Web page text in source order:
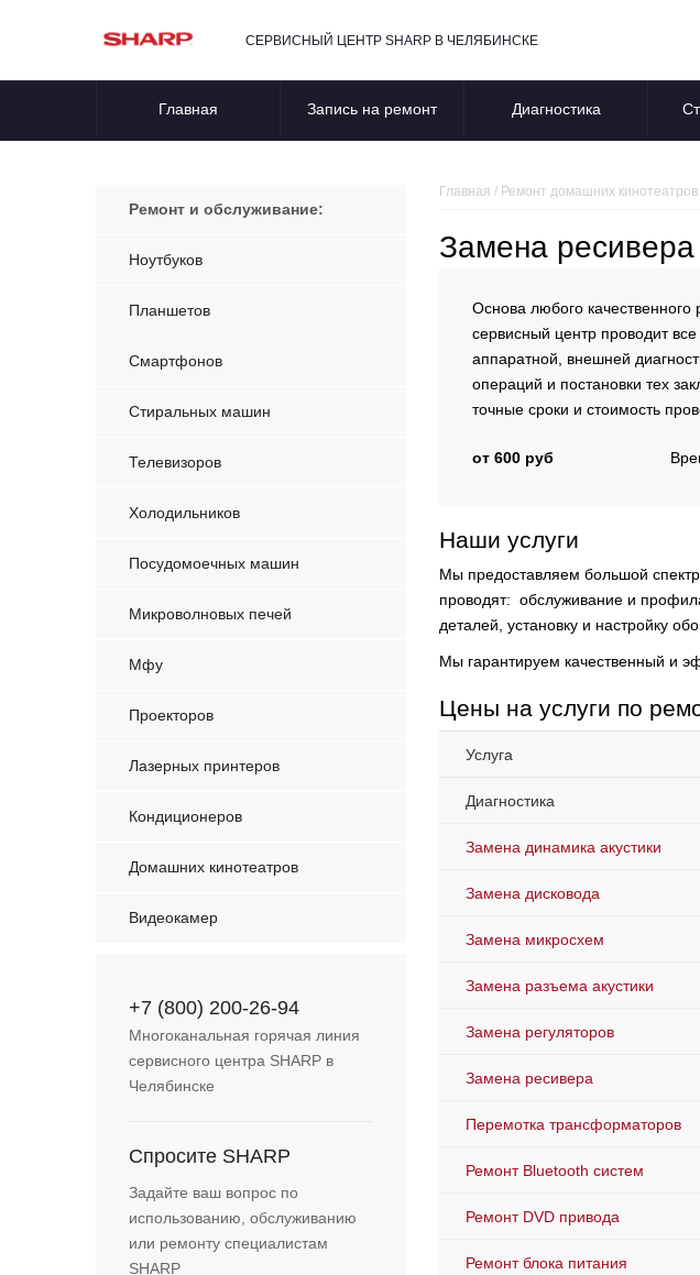
СЕРВИСНЫЙ ЦЕНТР SHARP В ЧЕЛЯБИНСКЕ
Главная Запись на ремонт Диагностика
Ремонт и обслуживание:
Ноутбуков
Планшетов
Смартфонов
Стиральных машин
Телевизоров
Холодильников
Посудомоечных машин
Микроволновых печей
Мфу
Проекторов
Лазерных принтеров
Кондиционеров
Домашних кинотеатров
Видеокамер
+7 (800) 200-26-94
Многоканальная горячая линия
сервисного центра SHARP в
Челябинске
Спросите SHARP
Задайте ваш вопрос по
использованию, обслуживанию
или ремонту специалистам
SHARP
Главная / Ремонт домашних кинотеатров
Замена
Основа любого
сервисный центр проводит
аппаратной, внешней
операций и постановки тех
точные сроки и стоимость
от 600 руб
Наши услуги
Мы предоставляем большой
проводят: обслуживание и
деталей, установку и настройку
Мы гарантируем качественный и
Цены на услуги по
Услуга
Диагностика
Замена динамика акустики
Замена дисковода
Замена микросхем
Замена разъема акустики
Замена регуляторов
Замена ресивера
Перемотка трансформаторов
Ремонт Bluetooth систем
Ремонт DVD привода
Ремонт блока питания